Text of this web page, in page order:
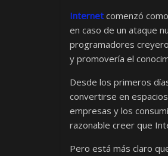
Internet comenzó
en caso de un ataque
programadores
y promovería el
Desde los primeros
convertirse en
empresas y los
razonable creer que
Pero está más claro